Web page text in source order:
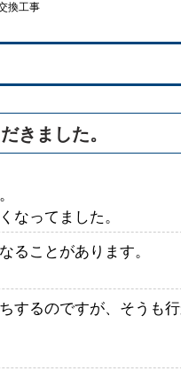
換工事
きました。
なってました。
ることがあります。
するのですが、そうも